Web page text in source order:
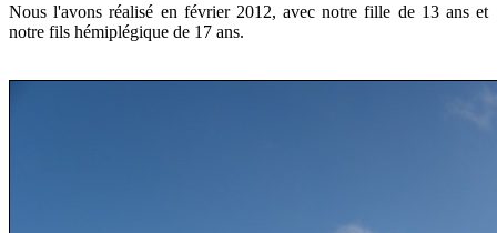
Nous l'avons réalisé en février 2012, avec notre fille de 13 ans et
notre fils hémiplégique de 17 ans.